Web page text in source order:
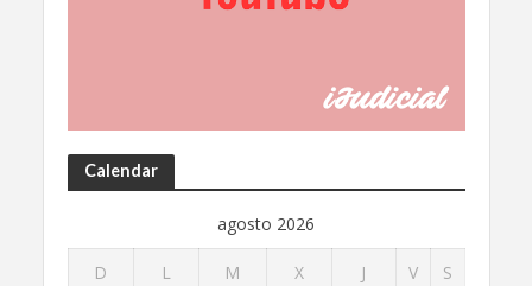
Calendar
agosto 2026
D L M X J V S